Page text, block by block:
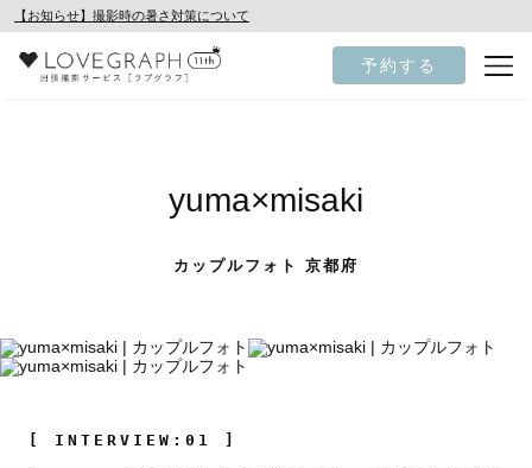
【お知らせ】撮影時の暑さ対策について
予約する
yuma×misaki
カップルフォト 京都府
[ INTERVIEW:01 ]